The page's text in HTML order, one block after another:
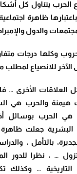
الحرب يتناول كل
ظاهرة
والدول
وكلها درجات
للانصياع لمطلب
العلاقات الأخرى …
هيمنة والحرب هي
هي الحرب بوسائل
البشرية جعلت
بالتأمل ،
… ، نظرا للدور
التاريخية … وكذلك